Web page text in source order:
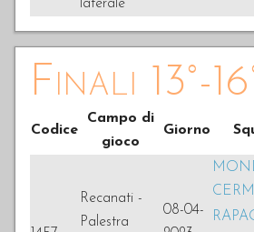
laterale
Finali 13°-
Codice
Campo di
gioco
Giorno
Recanati -
Palestra
08-04-